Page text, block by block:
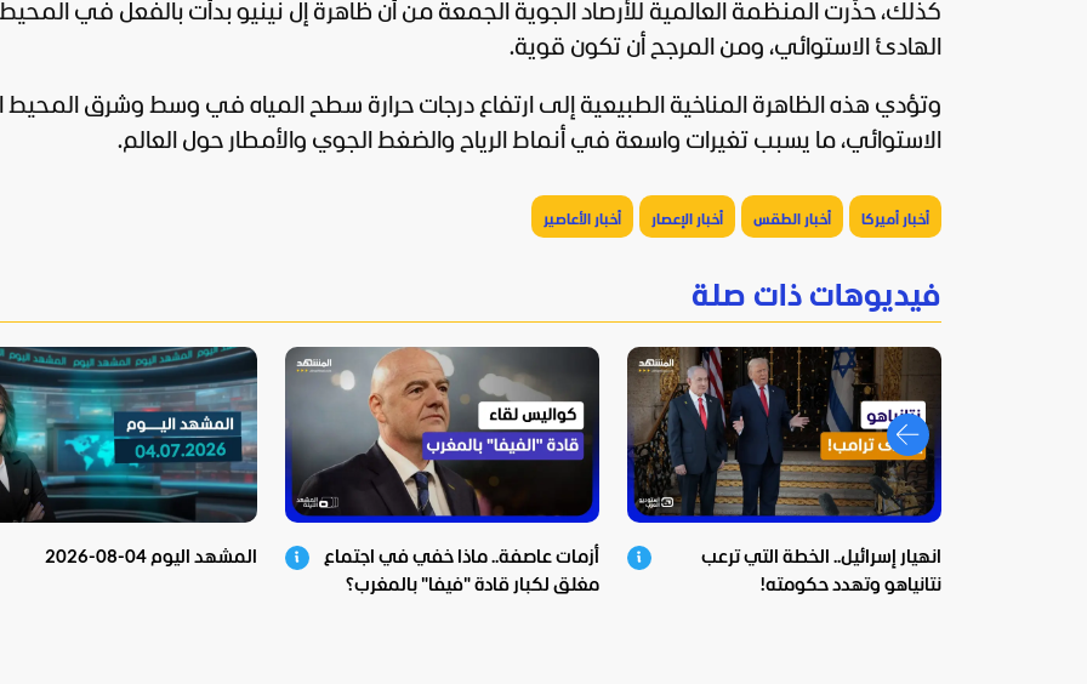
كذلك، حذّرت المنظمة العالمية للأرصاد الجوية الجمعة من أن ظاهرة إل نينيو بدأت بالفعل في المحيط
الهادئ الاستوائي، ومن المرجح أن تكون قوية.
وتؤدي هذه الظاهرة المناخية الطبيعية إلى ارتفاع درجات حرارة سطح المياه في وسط وشرق المحيط
الاستوائي، ما يسبب تغيرات واسعة في أنماط الرياح والضغط الجوي والأمطار حول العالم.
أخبار أميركا أخبار الطقس أخبار الإعصار أخبار الأعاصير
فيديوهات ذات صلة
انهيار إسرائيل.. الخطة التي ترعب
نتانياهو وتهدد حكومته!
أزمات عاصفة.. ماذا خفي في اجتماع
مغلق لكبار قادة "فيفا" بالمغرب؟
المشهد اليوم 04-08-2026